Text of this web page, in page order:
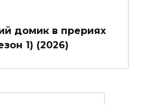
домик в прериях
1) (2026)